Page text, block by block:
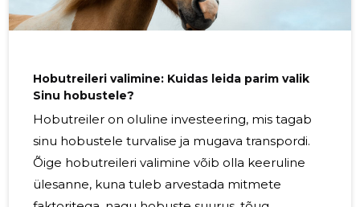
Hobutreileri valimine: Kuidas leida parim valik
Sinu hobustele?
Hobutreiler on oluline investeering, mis tagab
sinu hobustele turvalise ja mugava transpordi.
Õige hobutreileri valimine võib olla keeruline
ülesanne, kuna tuleb arvestada mitmete